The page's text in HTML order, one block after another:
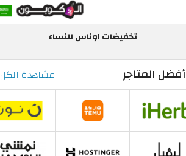
تخفيضات اوناس للنساء
أفضل المتاجر مشاهدة الكل